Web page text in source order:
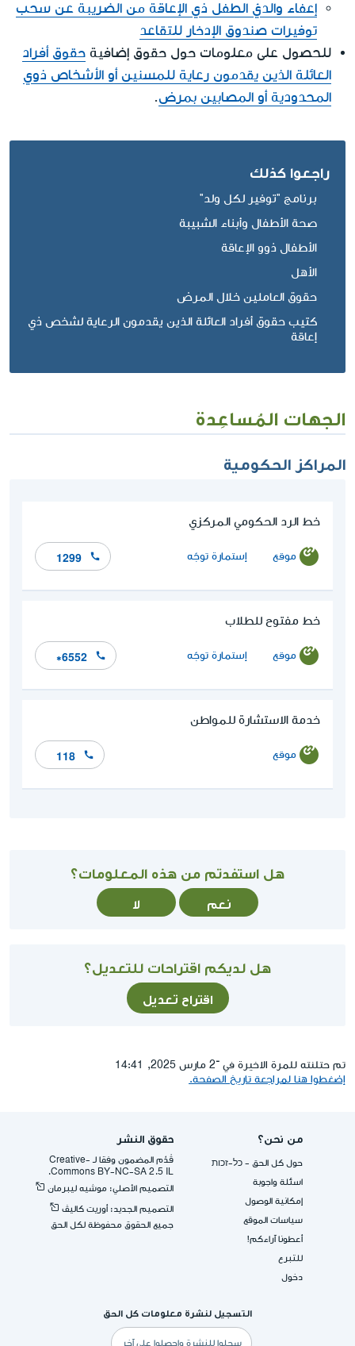
إعفاء والديْ الطفل ذي الإعاقة من الضريبة عن سحب
توفيرات صندوق الإدخار للتقاعد
للحصول على معلومات حول حقوق إضافية حقوق أفراد
العائلة الذين يقدمون رعاية للمسنين أو الأشخاص ذوي
المحدودية أو المصابين بمرض.
راجعوا كذلك
برنامج "توفير لكل ولد"
صحة الأطفال وأبناء الشبيبة
الأطفال ذوو الإعاقة
الأهل
حقوق العاملين خلال المرض
كتيب حقوق أفراد العائلة الذين يقدمون الرعاية لشخص ذي
إعاقة
الجهات المُساعِدة
المراكز الحكومية
خط الرد الحكومي المركزي
موقع إستمارة توجّه 1299
خط مفتوح للطلاب
موقع إستمارة توجّه *6552
خدمة الاستشارة للمواطن
موقع 118
هل استفدتم من هذه المعلومات؟
نعم لا
هل لديكم اقتراحات للتعديل؟
اقتراح تعديل
تم حتلنته للمرة الاخيرة في ־2 مارس 2025, 14:41
إضغطوا هنا لمراجعة تاريخ الصفحة.
من نحن؟
حول كل الحق - כל-זכות
اسئلة واجوبة
إمكانية الوصول
سياسات الموقع
أعطونا آراءكم!
للتبرع
دخول
حقوق النشر
قُدِّم المضمون وفقا لـ -Creative
Commons BY-NC-SA 2.5 IL.
التصميم الأصلي: موشيه ليبرمان
التصميم الجديد: أوريت كاليڤ
جميع الحقوق محفوظة لكل الحق
التسجيل لنشرة معلومات كل الحق
البريد